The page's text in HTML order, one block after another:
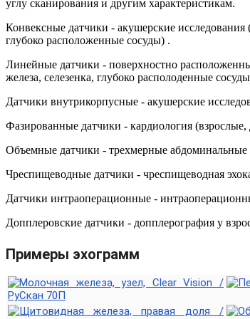
углу сканирования и другим характеристикам.
Конвексные датчики - акушерские
глубоко расположенные сосуды) .
Линейные датчики - поверхностно
железа, селезенка, глубоко располоденные
Датчики внутрикорпусные - акушерские
Фазированные датчики - кардиология
Объемные датчики - трехмерные абдоминальные
Чреспищеводные датчики - чреспищеводная
Датчики интраоперационные -
Допплеровские датчики - допплерография у
Примеры эхограмм